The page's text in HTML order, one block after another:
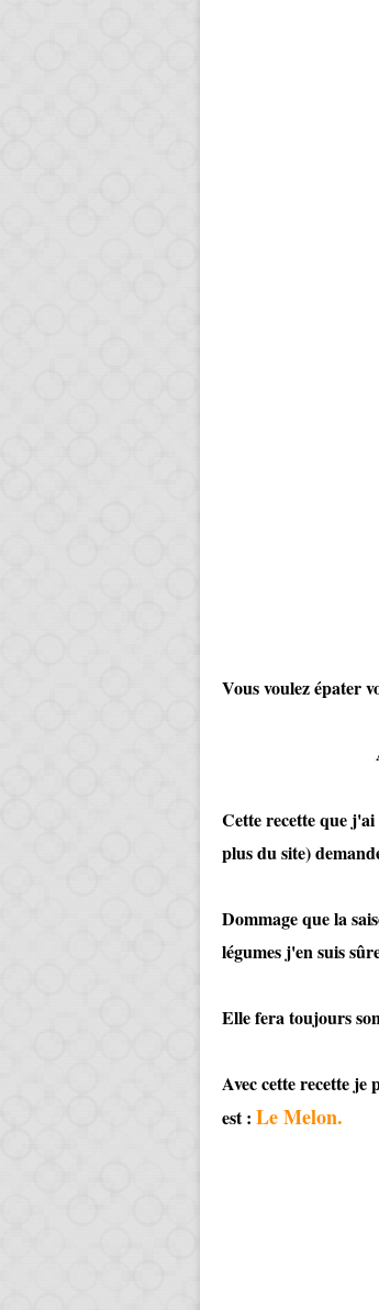
Vous voulez épater
Alors je l'ai
Cette recette que
plus du site)
Dommage que la
légumes j'en suis
Elle fera toujours
Avec cette recette je
est : Le Melon.